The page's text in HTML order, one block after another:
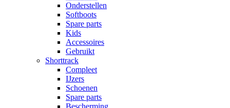
Onderstellen
Softboots
Spare parts
Kids
Accessoires
Gebruikt
Shorttrack
Compleet
IJzers
Schoenen
Spare parts
Bescherming